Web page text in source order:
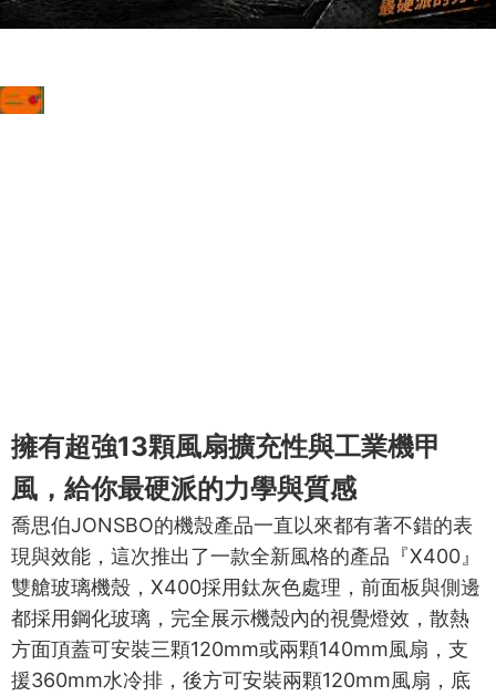
擁有超強13顆風扇擴充性與工業機甲
風，給你最硬派的力學與質感
喬思伯JONSBO的機殼產品一直以來都有著不錯的表
現與效能，這次推出了一款全新風格的產品『X400』
雙艙玻璃機殼，X400採用鈦灰色處理，前面板與側邊
都採用鋼化玻璃，完全展示機殼內的視覺燈效，散熱
方面頂蓋可安裝三顆120mm或兩顆140mm風扇，支
援360mm水冷排，後方可安裝兩顆120mm風扇，底